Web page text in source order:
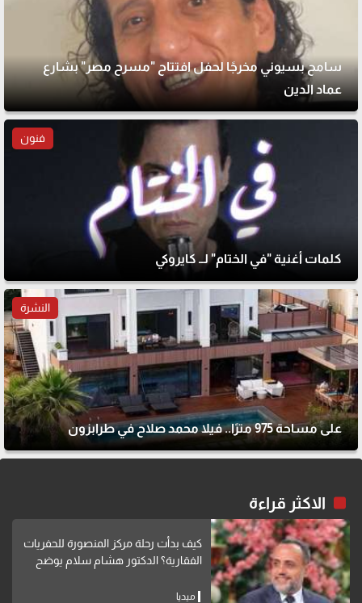
سامح بسيوني مخرجًا لحفل افتتاح "مسرح مصر" بشارع
عماد الدين
فنون
كلمات أغنية "في الختام" لــ كايروكي
النشرة
على مساحة 975 مترًا.. فيلا محمد صلاح في طرابزون
الاكثر قراءة
كيف بدأت رحلة مركز المنصورة للحفريات
الفقارية؟ الدكتور هشام سلام يوضح
ميديا